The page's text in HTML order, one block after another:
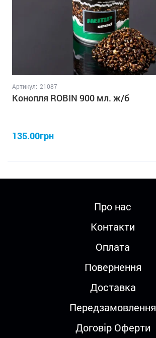
Артикул: 21087
Конопля ROBIN 900 мл. ж/б
135.00грн
Про нас
Контакти
Оплата
Повернення
Доставка
Передзамовлення
Договір Оферти